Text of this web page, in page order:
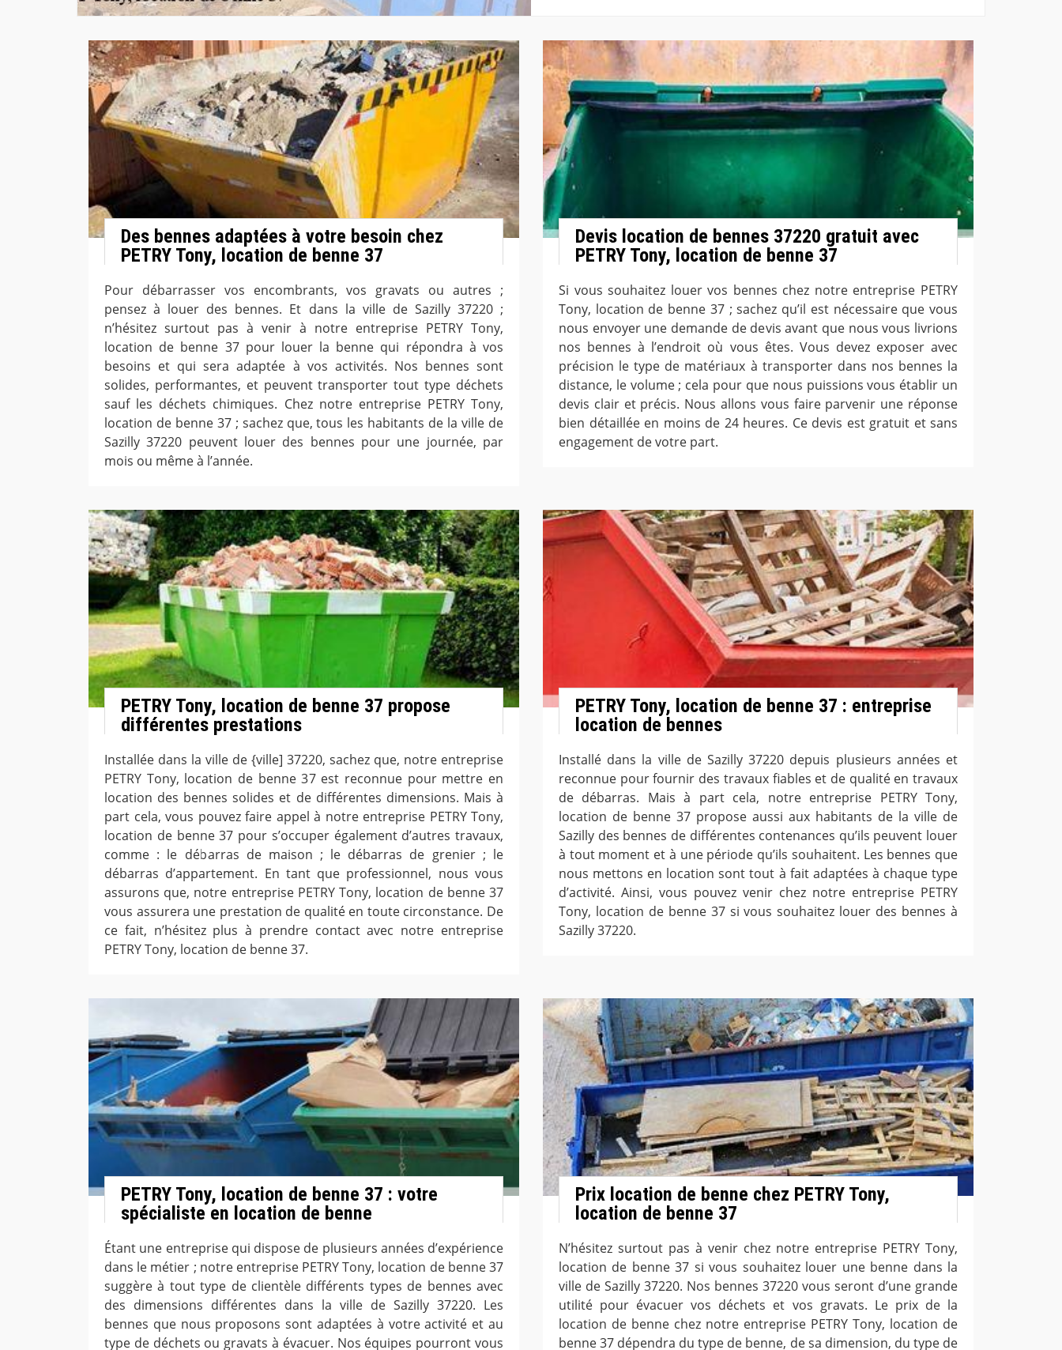
Des bennes adaptées à votre besoin chez
PETRY Tony, location de benne 37
Pour débarrasser vos encombrants, vos gravats ou autres ;
pensez à louer des bennes. Et dans la ville de Sazilly 37220 ;
n’hésitez surtout pas à venir à notre entreprise PETRY Tony,
location de benne 37 pour louer la benne qui répondra à vos
besoins et qui sera adaptée à vos activités. Nos bennes sont
solides, performantes, et peuvent transporter tout type déchets
sauf les déchets chimiques. Chez notre entreprise PETRY Tony,
location de benne 37 ; sachez que, tous les habitants de la ville de
Sazilly 37220 peuvent louer des bennes pour une journée, par
mois ou même à l’année.
Devis location de bennes 37220 gratuit avec
PETRY Tony, location de benne 37
Si vous souhaitez louer vos bennes chez notre entreprise PETRY
Tony, location de benne 37 ; sachez qu’il est nécessaire que vous
nous envoyer une demande de devis avant que nous vous livrions
nos bennes à l’endroit où vous êtes. Vous devez exposer avec
précision le type de matériaux à transporter dans nos bennes la
distance, le volume ; cela pour que nous puissions vous établir un
devis clair et précis. Nous allons vous faire parvenir une réponse
bien détaillée en moins de 24 heures. Ce devis est gratuit et sans
engagement de votre part.
PETRY Tony, location de benne 37 propose
différentes prestations
Installée dans la ville de {ville] 37220, sachez que, notre entreprise
PETRY Tony, location de benne 37 est reconnue pour mettre en
location des bennes solides et de différentes dimensions. Mais à
part cela, vous pouvez faire appel à notre entreprise PETRY Tony,
location de benne 37 pour s’occuper également d’autres travaux,
comme : le débarras de maison ; le débarras de grenier ; le
débarras d’appartement. En tant que professionnel, nous vous
assurons que, notre entreprise PETRY Tony, location de benne 37
vous assurera une prestation de qualité en toute circonstance. De
ce fait, n’hésitez plus à prendre contact avec notre entreprise
PETRY Tony, location de benne 37.
PETRY Tony, location de benne 37 : entreprise
location de bennes
Installé dans la ville de Sazilly 37220 depuis plusieurs années et
reconnue pour fournir des travaux fiables et de qualité en travaux
de débarras. Mais à part cela, notre entreprise PETRY Tony,
location de benne 37 propose aussi aux habitants de la ville de
Sazilly des bennes de différentes contenances qu’ils peuvent louer
à tout moment et à une période qu’ils souhaitent. Les bennes que
nous mettons en location sont tout à fait adaptées à chaque type
d’activité. Ainsi, vous pouvez venir chez notre entreprise PETRY
Tony, location de benne 37 si vous souhaitez louer des bennes à
Sazilly 37220.
PETRY Tony, location de benne 37 : votre
spécialiste en location de benne
Étant une entreprise qui dispose de plusieurs années d’expérience
dans le métier ; notre entreprise PETRY Tony, location de benne 37
suggère à tout type de clientèle différents types de bennes avec
des dimensions différentes dans la ville de Sazilly 37220. Les
bennes que nous proposons sont adaptées à votre activité et au
type de déchets ou gravats à évacuer. Nos équipes pourront vous
Prix location de benne chez PETRY Tony,
location de benne 37
N’hésitez surtout pas à venir chez notre entreprise PETRY Tony,
location de benne 37 si vous souhaitez louer une benne dans la
ville de Sazilly 37220. Nos bennes 37220 vous seront d’une grande
utilité pour évacuer vos déchets et vos gravats. Le prix de la
location de benne chez notre entreprise PETRY Tony, location de
benne 37 dépendra du type de benne, de sa dimension, du type de